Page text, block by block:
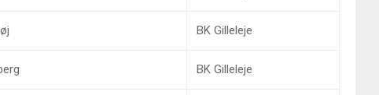
BK Gilleleje
BK Gilleleje